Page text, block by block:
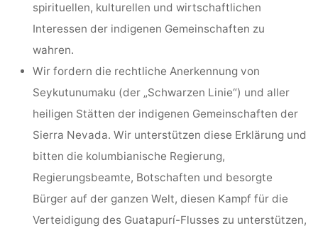
spirituellen, kulturellen und wirtschaftlichen
Interessen der indigenen Gemeinschaften zu
wahren.
Wir fordern die rechtliche Anerkennung von
Seykutunumaku (der „Schwarzen Linie“) und aller
heiligen Stätten der indigenen Gemeinschaften der
Sierra Nevada. Wir unterstützen diese Erklärung und
bitten die kolumbianische Regierung,
Regierungsbeamte, Botschaften und besorgte
Bürger auf der ganzen Welt, diesen Kampf für die
Verteidigung des Guatapurí-Flusses zu unterstützen,